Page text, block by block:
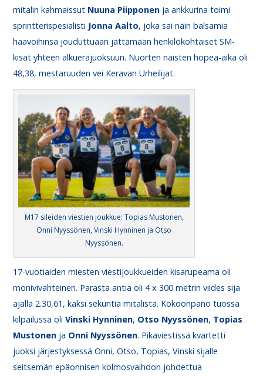
mitalin kahmaissut Nuuna Piipponen ja ankkurina toimi
sprintterispesialisti Jonna Aalto, joka sai näin balsamia
haavoihinsa jouduttuaan jättämään henkilökohtaiset SM-
kisat yhteen alkueräjuoksuun. Nuorten naisten hopea-aika oli
48,38, mestaruuden vei Keravan Urheilijat.
M17 sileiden viestien joukkue: Topias Mustonen,
Onni Nyyssönen, Vinski Hynninen ja Otso
Nyyssönen.
17-vuotiaiden miesten viestijoukkueiden kisarupeama oli
monivivahteinen. Parasta antia oli 4 x 300 metrin viides sija
ajalla 2.30,61, kaksi sekuntia mitalista. Kokoonpano tuossa
kilpailussa oliVinski Hynninen, Otso Nyyssönen, Topias
Mustonen ja Onni Nyyssönen. Pikaviestissä kvartetti
juoksi järjestyksessä Onni, Otso, Topias, Vinski sijalle
seitsemän epäonnisen kolmosvaihdon johdettua